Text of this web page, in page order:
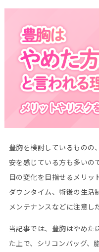
豊胸を検討しているものの
安を感じている方も多いの
目の変化を目指せるメリッ
ダウンタイム、術後の生活
メンテナンスなどに注意し
当記事では、豊胸はやめた
た上で、シリコンバッグ、